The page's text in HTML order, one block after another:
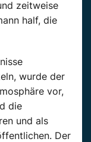
zeitweise
half, die
wurde der
vor,
die
und als
Der